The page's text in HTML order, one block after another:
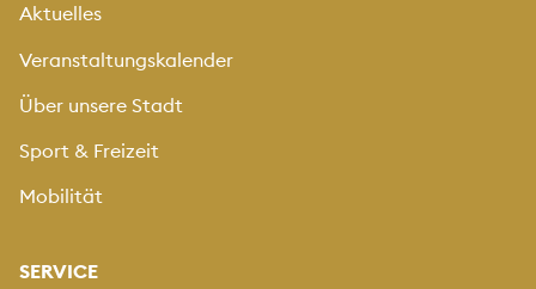
Aktuelles
Veranstaltungskalender
Über unsere Stadt
Sport & Freizeit
Mobilität
SERVICE